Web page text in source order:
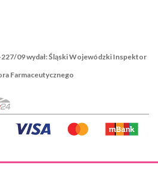
09 wydał: Śląski Wojewódzki Inspektor
Farmaceutycznego